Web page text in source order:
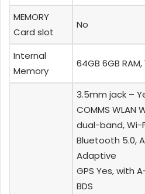
MEMORY
Card slot
No
Internal
Memory
64GB 6GB RAM,
3.5mm jack –
COMMS WLAN
dual-band, Wi-
Bluetooth 5.0,
Adaptive
GPS Yes, with A-
BDS